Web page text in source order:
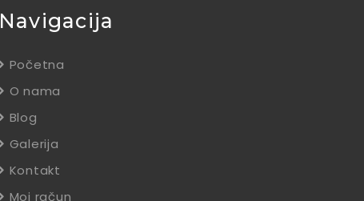
Navigacija
Početna
O nama
Blog
Galerija
Kontakt
Moj račun